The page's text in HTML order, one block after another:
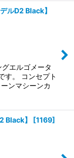
ルD2 Black】
エルゴメータ
す。 コンセプト
ンマシーンカ
Black】 [1169]